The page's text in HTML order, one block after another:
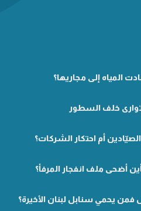
المياه إلى مجاريها؟
خلف السطور
أم احتكار الشركات؟
أضحى ملف انفجار المرفأ؟
فمن يحمي سنابل لبنان الأخيرة؟